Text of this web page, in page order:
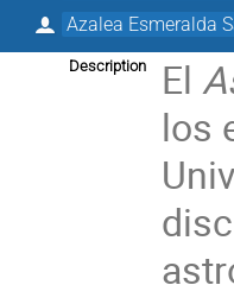
Azalea Esmeralda
Description El
los